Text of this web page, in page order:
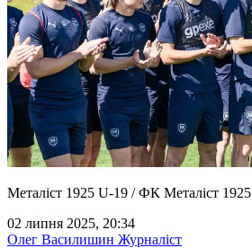
Металіст 1925 U-19 / ФК Металіст 1925
02 липня 2025, 20:34
Олег Василишин Журналіст